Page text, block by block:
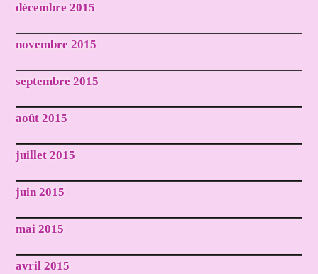
décembre 2015
novembre 2015
septembre 2015
août 2015
juillet 2015
juin 2015
mai 2015
avril 2015